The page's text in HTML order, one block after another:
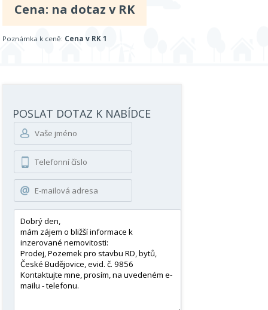
Cena: na dotaz v RK
Poznámka k ceně: Cena v RK 1
POSLAT DOTAZ K NABÍDCE